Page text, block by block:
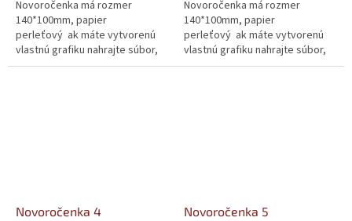
Novoročenka má rozmer
140*100mm, papier
perleťový ak máte vytvorenú
vlastnú grafiku nahrajte súbor,
alebo ho pošlite mailom.
Novoročenka má rozmer
140*100mm, papier
perleťový ak máte vytvorenú
vlastnú grafiku nahrajte súbor,
alebo ho pošlite mailom.
Novoročenka 4 Novoročenka 5